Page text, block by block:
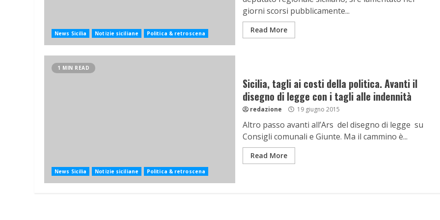
News Sicilia Notizie siciliane Politica & retroscena
giorni scorsi pubblicamente...
Read More
1 MIN READ
News Sicilia Notizie siciliane Politica & retroscena
Sicilia, tagli ai costi della politica. Avanti il
disegno di legge con i tagli alle indennità
redazione 19 giugno 2015
Altro passo avanti all’Ars del disegno di legge su
Consigli comunali e Giunte. Ma il cammino è...
Read More